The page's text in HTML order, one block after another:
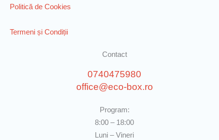
Politică de Cookies
Termeni și Condiții
Contact
0740475980
office@eco-box.ro
Program:
8:00 – 18:00
Luni – Vineri